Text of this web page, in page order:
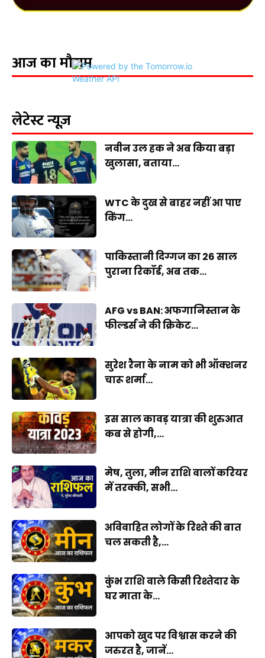
आज का मौसम
लेटेस्ट न्यूज़
नवीन उल हक ने अब किया बड़ा
खुलासा, बताया...
WTC के दुख से बाहर नहीं आ पाए
किंग...
पाकिस्तानी दिग्गज का 26 साल
पुराना रिकॉर्ड, अब तक...
AFG vs BAN: अफगानिस्तान के
फील्डर्स ने की क्रिकेट...
सुरेश रैना के नाम को भी ऑक्शनर
चारू शर्मा...
इस साल कावड़ यात्रा की शुरुआत
कब से होगी,...
मेष, तुला, मीन राशि वालों करियर
में तरक्की, सभी...
अविवाहित लोगों के रिश्ते की बात
चल सकती है,...
कुंभ राशि वाले किसी रिश्तेदार के
घर माता के...
आपको खुद पर विश्वास करने की
जरुरत है, जानें...